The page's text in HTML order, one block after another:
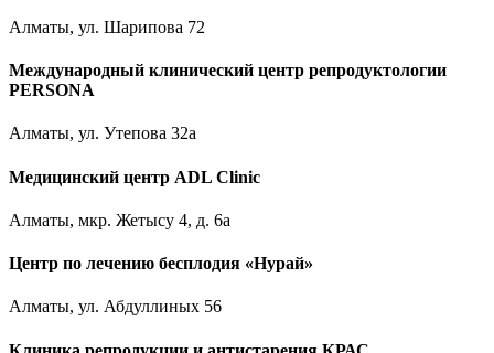
Алматы, ул. Шарипова 72
Международный клинический центр репродуктологии
PERSONA
Алматы, ул. Утепова 32а
Медицинский центр ADL Clinic
Алматы, мкр. Жетысу 4, д. 6а
Центр по лечению бесплодия «Нурай»
Алматы, ул. Абдуллиных 56